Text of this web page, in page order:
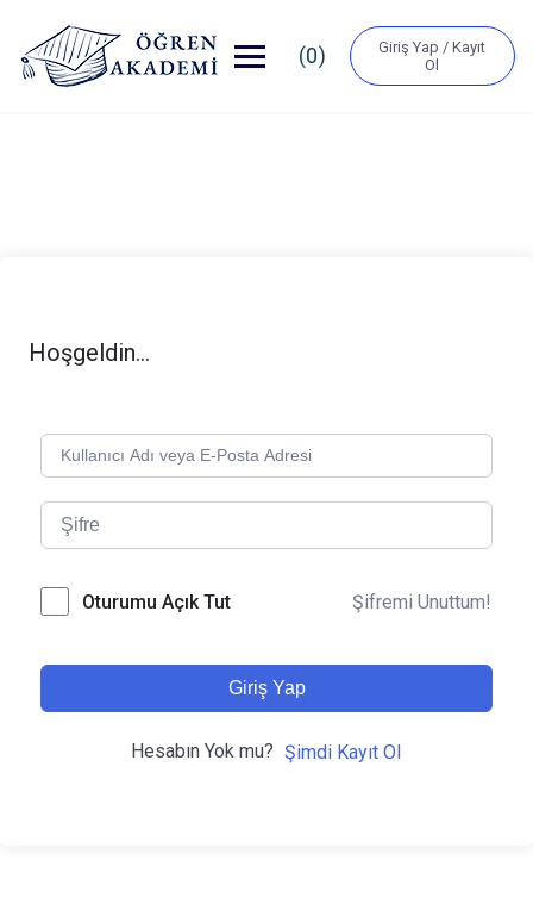
(0)
Giriş Yap / Kayıt
Ol
Hoşgeldin...
Oturumu Açık Tut Şifremi Unuttum!
Giriş Yap
Hesabın Yok mu? Şimdi Kayıt Ol